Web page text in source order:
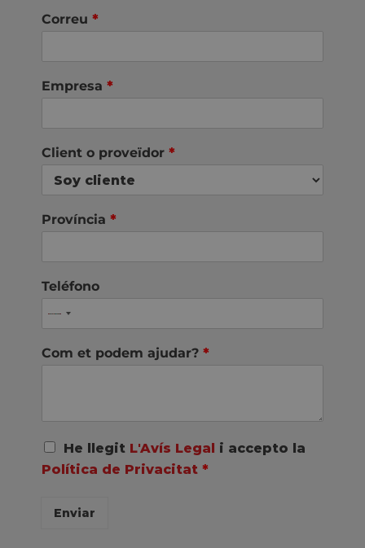
Correu *
Empresa *
Client o proveïdor *
Província *
Teléfono
Com et podem ajudar? *
A
c
u
He llegit L'Avís Legal
i accepto la
Política de Privacitat *
Enviar